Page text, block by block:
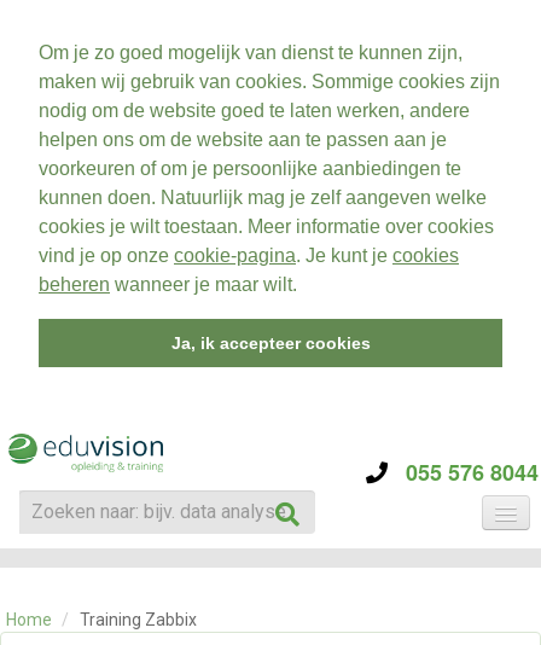
Om je zo goed mogelijk van dienst te kunnen zijn,
maken wij gebruik van cookies. Sommige cookies zijn
nodig om de website goed te laten werken, andere
helpen ons om de website aan te passen aan je
voorkeuren of om je persoonlijke aanbiedingen te
kunnen doen. Natuurlijk mag je zelf aangeven welke
cookies je wilt toestaan. Meer informatie over cookies
vind je op onze cookie-pagina. Je kunt je cookies
beheren wanneer je maar wilt.
Ja, ik accepteer cookies
055 576 8044
CATEGORIE
OVER ONS
Home / Training Zabbix